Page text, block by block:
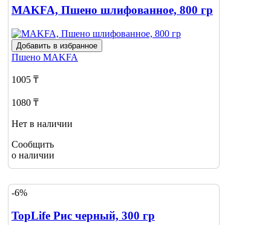
MAKFA, Пшено шлифованное, 800 гр
Добавить в избранное
Пшено MAKFA
1005 ₸
1080 ₸
Нет в наличии
Сообщить
о наличии
-6%
TopLife Рис черный, 300 гр